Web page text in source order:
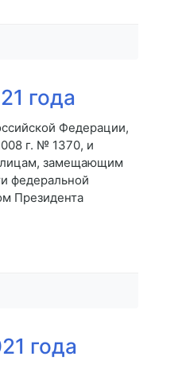
года
Федерации,
г. № 1370, и
лицам, замещающим
федеральной
Президента
года